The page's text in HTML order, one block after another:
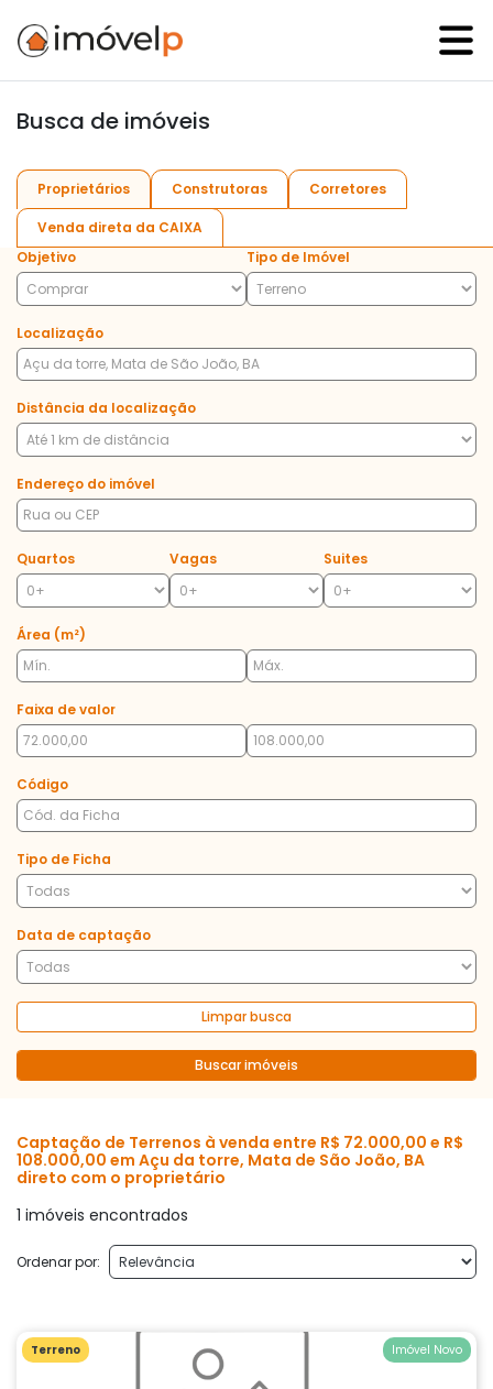
Busca de imóveis
Proprietários Construtoras Corretores
Venda direta da CAIXA
Objetivo
Tipo de Imóvel
Localização
Distância da localização
Endereço do imóvel
Quartos Vagas Suites
Área (m²)
Faixa de valor
Código
Tipo de Ficha
Data de captação
Limpar busca
Buscar imóveis
Captação de Terrenos à venda entre R$ 72.000,00 e R$
108.000,00 em Açu da torre, Mata de São João, BA
direto com o proprietário
1 imóveis encontrados
Ordenar por:
Terreno Imóvel Novo